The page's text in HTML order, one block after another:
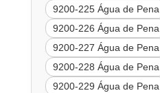
9200-225 Água de Pena
9200-226 Água de Pena
9200-227 Água de Pena
9200-228 Água de Pena
9200-229 Água de Pena